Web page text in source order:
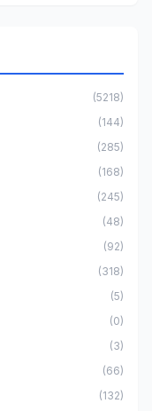
(5218)
(144)
(285)
(168)
(245)
(48)
(92)
(318)
(5)
(0)
(3)
(66)
(132)